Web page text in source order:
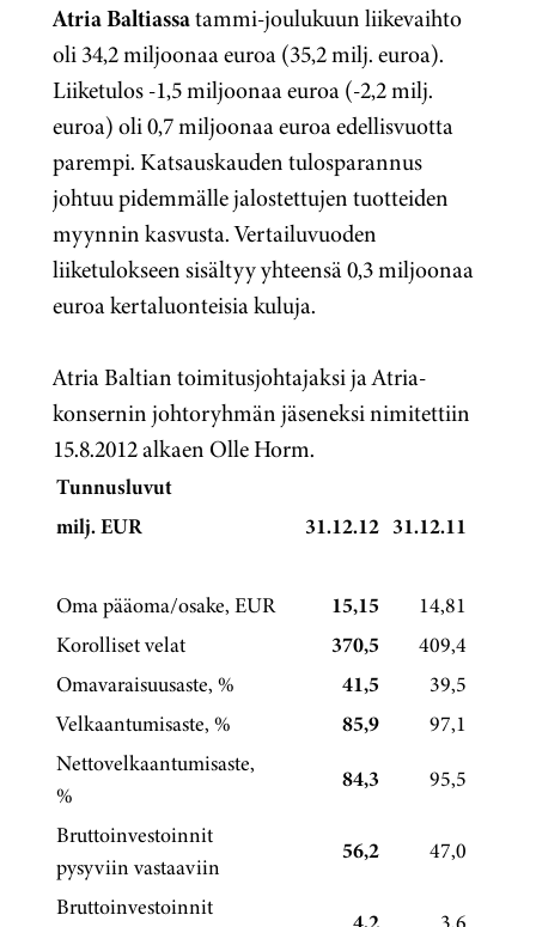
Atria Baltiassatammi-joulukuun liikevaihto
oli 34,2 miljoonaa euroa (35,2 milj. euroa).
Liiketulos -1,5 miljoonaa euroa (-2,2 milj.
euroa) oli 0,7 miljoonaa euroa edellisvuotta
parempi. Katsauskauden tulosparannus
johtuu pidemmälle jalostettujen tuotteiden
myynnin kasvusta. Vertailuvuoden
liiketulokseen sisältyy yhteensä 0,3 miljoonaa
euroa kertaluonteisia kuluja.
Atria Baltian toimitusjohtajaksi ja Atria-
konsernin johtoryhmän jäseneksi nimitettiin
15.8.2012 alkaen Olle Horm.
Tunnusluvut
milj. EUR
31.12.12 31.12.11
Oma pääoma/osake, EUR 15,15
14,81
Korolliset velat
370,5
409,4
Omavaraisuusaste, %
41,5
39,5
Velkaantumisaste, %
85,9
97,1
Nettovelkaantumisaste,
%
84,3
95,5
Bruttoinvestoinnit
pysyviin vastaaviin
56,2
47,0
Bruttoinvestoinnit